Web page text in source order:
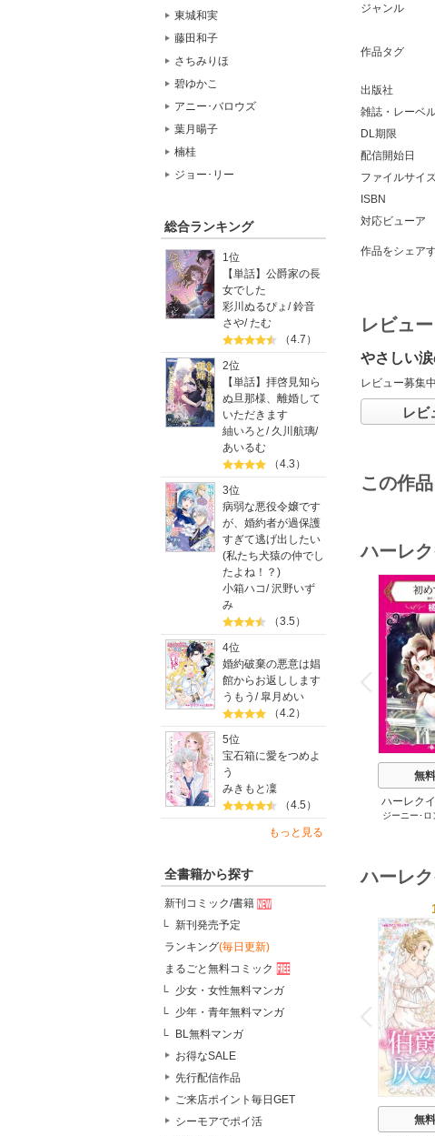
東城和実
藤田和子
さちみりほ
碧ゆかこ
アニー･バロウズ
葉月暘子
楠桂
ジョー･リー
総合ランキング
1位
【単話】公爵家の長
女でした
彩川ぬるぴょ /鈴音
さや/たむ
（4.7）
2位
【単話】拝啓見知ら
ぬ旦那様、離婚して
いただきます
紬いろと / 久川航璃/
あいるむ
（4.3）
3位
病弱な悪役令嬢です
が、婚約者が過保護
すぎて逃げ出したい
(私たち犬猿の仲でし
たよね！？)
小箱ハコ/沢野いず
み
（3.5）
4位
婚約破棄の悪意は娼
館からお返しします
うもう /皐月めい
（4.2）
5位
宝石箱に愛をつめよ
う
みきもと凜
（4.5）
もっと見る
全書籍から探す
新刊コミック/書籍
新刊発売予定
ランキング(毎日更新)
まるごと無料コミック
少女・女性無料マンガ
少年・青年無料マンガ
BL無料マンガ
お得なSALE
先行配信作品
ご来店ポイント毎日GET
シーモアでポイ活
ジャンル
作品タグ
出版社
雑誌・レーベ
DL期限
配信開始日
ファイルサイ
ISBN
対応ビューア
作品をシェア
レビュー
やさしい
レビュー募集中
レビ
この作
ハーレ
P
r
e
i
o
u
s
無
ハーレク
セット
ジーニー･ロ
ハーレ
P
r
e
v
i
o
u
s
無